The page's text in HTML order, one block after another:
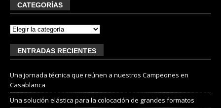
CATEGORÍAS
ENTRADAS RECIENTES
Una jornada técnica que reúnen a nuestros Campeones en
Casablanca
Una solución elástica para la colocación de grandes formatos